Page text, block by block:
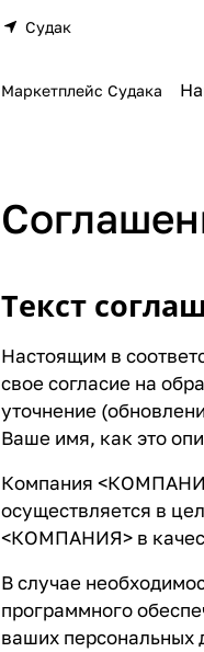
Судак
Маркетплейс Судака
Текст
Настоящим в
свое согласие на
уточнение
Ваше имя, как это
Компания
осуществляется в
<КОМПАНИЯ> в
В случае
программного
ваших персональных